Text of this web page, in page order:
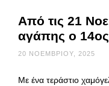
Από τις 21
αγάπης ο
20 ΝΟΕΜΒΡΊΟΥ, 2025
Με ένα τεράστιο